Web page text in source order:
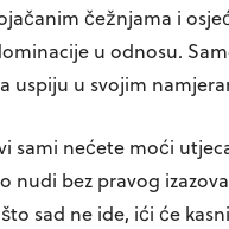
čežnjama i
u odnosu.
uspiju u svojim
sami nećete moći
nudi bez pravog
sad ne ide, ići će